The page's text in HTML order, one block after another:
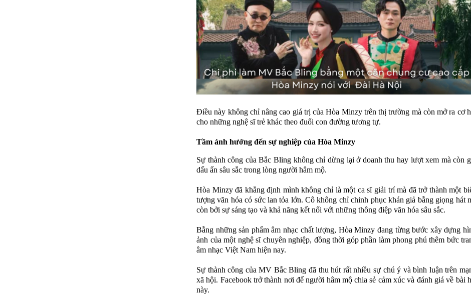
Điều này không chỉ nâng cao giá trị của Hòa Minzy trên thị trường mà còn mở ra cơ
cho những nghệ sĩ trẻ khác theo đuổi con đường tương tự.
Tầm ảnh hưởng đến sự nghiệp của Hòa Minzy
Sự thành công của Bắc Bling không chỉ dừng lại ở doanh thu hay lượt xem mà còn
dấu ấn sâu sắc trong lòng người hâm mộ.
Hòa Minzy đã khẳng định mình không chỉ là một ca sĩ giải trí mà đã trở thành một
tượng văn hóa có sức lan tỏa lớn. Cô không chỉ chinh phục khán giả bằng giọng hát
còn bởi sự sáng tạo và khả năng kết nối với những thông điệp văn hóa sâu sắc.
Bằng những sản phẩm âm nhạc chất lượng, Hòa Minzy đang từng bước xây dựng
ảnh của một nghệ sĩ chuyên nghiệp, đồng thời góp phần làm phong phú thêm bức
âm nhạc Việt Nam hiện nay.
Sự thành công của MV Bắc Bling đã thu hút rất nhiều sự chú ý và bình luận trên
xã hội. Facebook trở thành nơi để người hâm mộ chia sẻ cảm xúc và đánh giá về bài
này.